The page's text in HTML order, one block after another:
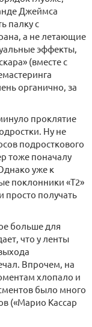
Джеймса
палку с
а не летающие
эффекты,
(вместе с
органично, за
проклятие
Ну не
подросткового
тоже поначалу
уже к
поклонники «Т2»
просто получать
больше для
что у ленты
Впрочем, на
хлопало и
было много
(«Марио Кассар